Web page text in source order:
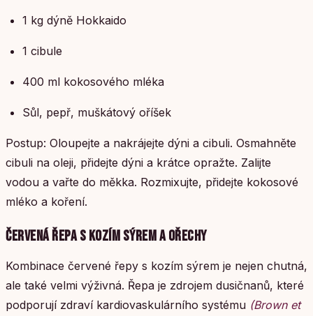
1 kg dýně Hokkaido
1 cibule
400 ml kokosového mléka
Sůl, pepř, muškátový oříšek
Postup: Oloupejte a nakrájejte dýni a cibuli. Osmahněte
cibuli na oleji, přidejte dýni a krátce opražte. Zalijte
vodou a vařte do měkka. Rozmixujte, přidejte kokosové
mléko a koření.
ČERVENÁ ŘEPA S KOZÍM SÝREM A OŘECHY
Kombinace červené řepy s kozím sýrem je nejen chutná,
ale také velmi výživná. Řepa je zdrojem dusičnanů, které
podporují zdraví kardiovaskulárního systému (Brown et